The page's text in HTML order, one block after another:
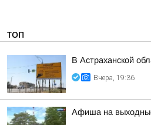
ТОП
В Астраханской
Вчера, 19:36
Афиша на